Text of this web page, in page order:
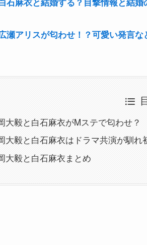
アリスが匂わせ！？可愛い発言な
大毅と白石麻衣がMステで匂わせ？
大毅と白石麻衣はドラマ共演が馴れ
大毅と白石麻衣まとめ